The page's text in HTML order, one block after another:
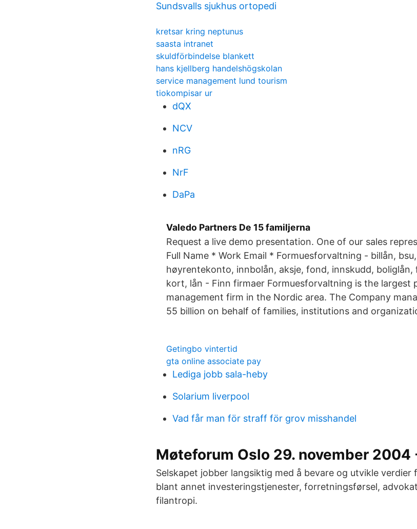
Sundsvalls sjukhus ortopedi
kretsar kring neptunus
saasta intranet
skuldförbindelse blankett
hans kjellberg handelshögskolan
service management lund tourism
tiokompisar ur
dQX
NCV
nRG
NrF
DaPa
Valedo Partners De 15 familjerna
Request a live demo presentation. One of our sales
Full Name * Work Email * Formuesforvaltning - billån,
høyrentekonto, innbolån, aksje, fond, innskudd, boliglån,
kort, lån - Finn firmaer Formuesforvaltning is the largest
management firm in the Nordic area. The Company
55 billion on behalf of families, institutions and
Getingbo vintertid
gta online associate pay
Lediga jobb sala-heby
Solarium liverpool
Vad får man för straff för grov misshandel
Møteforum Oslo 29. november 2004
Selskapet jobber langsiktig med å bevare og utvikle verdier
blant annet investeringstjenester, forretningsførsel,
filantropi.